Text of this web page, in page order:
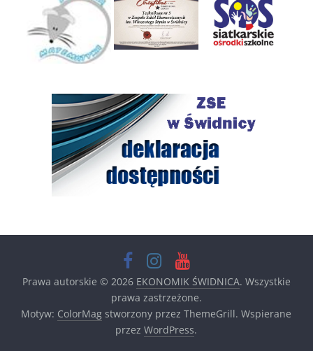
Prawa autorskie © 2026 EKONOMIK ŚWIDNICA. Wszystkie
prawa zastrzeżone.
Motyw: ColorMag stworzony przez ThemeGrill. Wspierane
przezWordPress.